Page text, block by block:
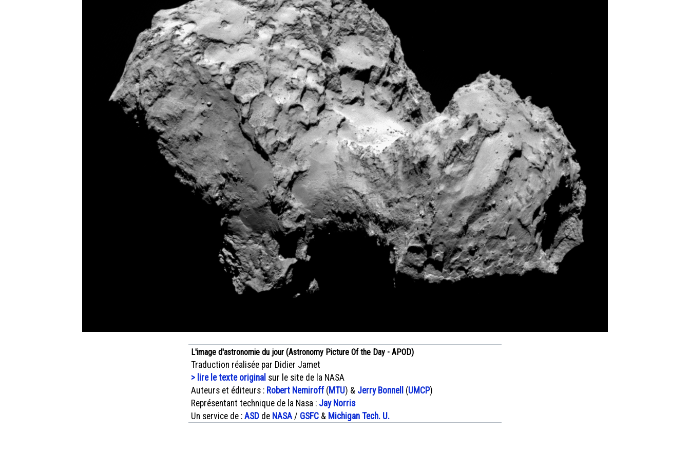
L'image d'astronomie du jour (Astronomy Picture Of the Day - APOD)
Traduction réalisée par Didier Jamet
> lire le texte original sur le site de la NASA
Auteurs et éditeurs : Robert Nemiroff(MTU) & Jerry Bonnell (UMCP)
Représentant technique de la Nasa : Jay Norris
Un service de : ASD de NASA / GSFC & Michigan Tech. U.